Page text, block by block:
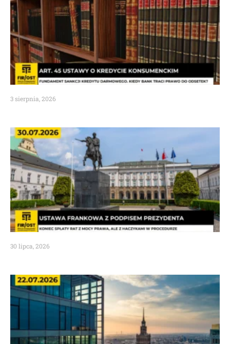
3 sierpnia, 2026
30 lipca, 2026